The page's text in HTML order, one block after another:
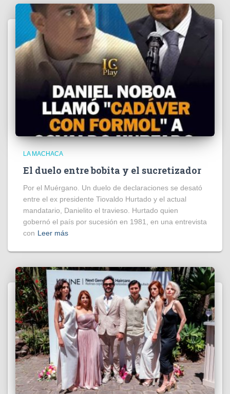
LA MACHACA
El duelo entre bobita y el sucretizador
Por el Muérgano. Un duelo de declaraciones se desató
entre el ex presidente Tiovaldo Hurtado y el actual
mandatario, Danielito el travieso. Hurtado quien
gobernó el país por sucesión en 1981, en una entrevista
con Leer más